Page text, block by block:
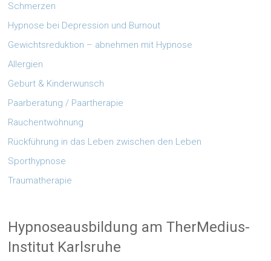
Schmerzen
Hypnose bei Depression und Burnout
Gewichtsreduktion – abnehmen mit Hypnose
Allergien
Geburt & Kinderwunsch
Paarberatung / Paartherapie
Rauchentwöhnung
Rückführung in das Leben zwischen den Leben
Sporthypnose
Traumatherapie
Hypnoseausbildung am TherMedius-
Institut Karlsruhe